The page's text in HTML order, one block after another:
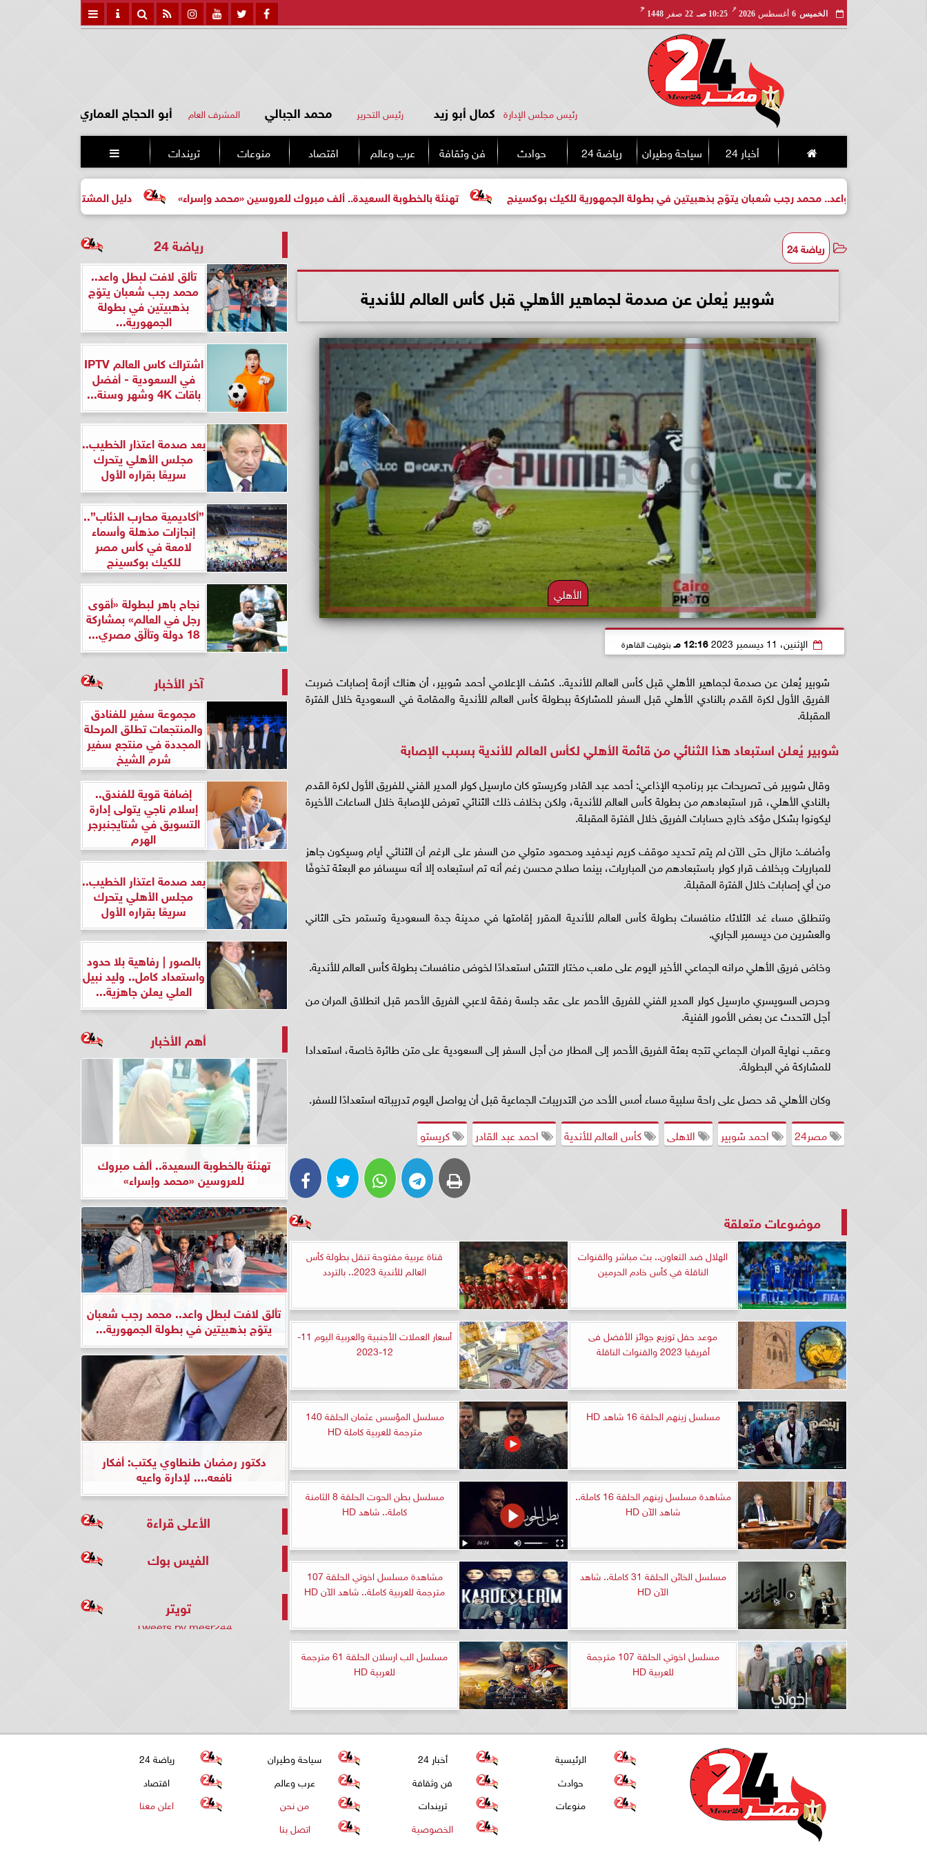
الخميس 6 أغسطس 2026
مـ
10:25 صـ 22 صفر 1448
هـ
رئيس مجلس الإدارة كمال أبو زيد رئيس التحرير محمد الجبالي المشرف العام أبو الحجاج العماري
أخبار 24 سياحة وطيران رياضة 24 حوادث فن وثقافة عرب وعالم اقتصاد منوعات تريندات 
دليل المشتري لأول مرة لاختيار مشروع تهنئة بالخطوبة السعيدة.. ألف مبروك للعروسين «محمد وإسراء» واعد.. محمد رجب شعبان يتوّج بذهبيتين في بطولة الجمهورية للكيك بوكسينج
رياضة 24
شوبير يُعلن عن صدمة لجماهير الأهلي قبل كأس العالم للأندية
الأهلي
الإثنين، 11 ديسمبر 2023 12:16 مـ بتوقيت القاهرة
شوبير يُعلن عن صدمة لجماهير الأهلي قبل كأس العالم للأندية.. كشف الإعلامي أحمد شوبير، أن هناك أزمة إصابات ضربت
الفريق الأول لكرة القدم بالنادي الأهلي قبل السفر للمشاركة ببطولة كأس العالم للأندية والمقامة في السعودية خلال الفترة
المقبلة.
شوبير يُعلن استبعاد هذا الثنائي من قائمة الأهلي لكأس العالم للأندية بسبب الإصابة
وقال شوبير فى تصريحات عبر برنامجه الإذاعي: أحمد عبد القادر وكريستو كان مارسيل كولر المدير الفني للفريق الأول لكرة القدم
بالنادي الأهلي، قرر استبعادهم من بطولة كأس العالم للأندية، ولكن بخلاف ذلك الثنائي تعرض للإصابة خلال الساعات الأخيرة
ليكونوا بشكل مؤكد خارج حسابات الفريق خلال الفترة المقبلة.
وأضاف: مازال حتى الآن لم يتم تحديد موقف كريم نيدفيد ومحمود متولي من السفر على الرغم أن الثنائي أيام وسيكون جاهز
للمباريات وبخلاف قرار كولر باستبعادهم من المباريات، بينما صلاح محسن رغم أنه تم استبعاده إلا أنه سيسافر مع البعثة تخوفًا
من أي إصابات خلال الفترة المقبلة.
وتنطلق مساء غد الثلاثاء منافسات بطولة كأس العالم للأندية المقرر إقامتها في مدينة جدة السعودية وتستمر حتى الثاني
والعشرين من ديسمبر الجاري.
وخاض فريق الأهلي مرانه الجماعي الأخير اليوم على ملعب مختار التتش استعدادًا لخوض منافسات بطولة كأس العالم للأندية.
وحرص السويسري مارسيل كولر المدير الفني للفريق الأحمر على عقد جلسة رفقة لاعبي الفريق الأحمر قبل انطلاق المران من
أجل التحدث عن بعض الأمور الفنية.
وعقب نهاية المران الجماعي تتجه بعثة الفريق الأحمر إلى المطار من أجل السفر إلى السعودية على متن طائرة خاصة، استعدادا
للمشاركة في البطولة.
وكان الأهلي قد حصل على راحة سلبية مساء أمس الأحد من التدريبات الجماعية قبل أن يواصل اليوم تدريباته استعدادًا للسفر.
مصر24
احمد شوبير الاهلى كأس العالم للأندية احمد عبد القادر كريستو
موضوعات متعلقة
الهلال ضد التعاون.. بث مباشر والقنوات
الناقلة في كأس خادم الحرمين
قناة عربية مفتوحة تنقل بطولة كأس
العالم للأندية 2023.. بالتردد
موعد حفل توزيع جوائز الأفضل فى
أفريقيا 2023 والقنوات الناقلة
أسعار العملات الأجنبية والعربية اليوم 11-
12-2023
مسلسل زينهم الحلقة 16 شاهد HD
مسلسل المؤسس عثمان الحلقة 140
مترجمة للعربية كاملة HD
مشاهدة مسلسل زينهم الحلقة 16 كاملة..
شاهد الآن HD
مسلسل بطن الحوت الحلقة 8 الثامنة
كاملة.. شاهد HD
مسلسل الخائن الحلقة 31 كاملة.. شاهد
الآن HD
مشاهدة مسلسل اخوتي الحلقة 107
مترجمة للعربية كاملة.. شاهد الآن HD
مسلسل اخوتي الحلقة 107 مترجمة
للعربية HD
مسلسل الب ارسلان الحلقة 61 مترجمة
للعربية HD
رياضة 24
تألق لافت لبطل واعد..
محمد رجب شعبان يتوّج
بذهبيتين في بطولة
الجمهورية...
اشتراك كاس العالم IPTV
في السعودية - أفضل
باقات 4K وشهر وسنة...
بعد صدمة اعتذار الخطيب..
مجلس الأهلي يتحرك
سريعًا بقراره الأول
”أكاديمية محارب الذئاب”..
إنجازات مذهلة وأسماء
لامعة في كأس مصر
للكيك بوكسينج
نجاح باهر لبطولة «أقوى
رجل في العالم» بمشاركة
18 دولة وتألّق مصري...
آخر الأخبار
مجموعة سفير للفنادق
والمنتجعات تطلق المرحلة
المجددة في منتجع سفير
شرم الشيخ
إضافة قوية للفندق..
إسلام ناجي يتولى إدارة
التسويق في شتايجنبرجر
الهرم
بعد صدمة اعتذار الخطيب..
مجلس الأهلي يتحرك
سريعًا بقراره الأول
بالصور | رفاهية بلا حدود
واستعداد كامل.. وليد نبيل
العلي يعلن جاهزية...
أهم الأخبار
تهنئة بالخطوبة السعيدة.. ألف مبروك
للعروسين «محمد وإسراء»
تألق لافت لبطل واعد.. محمد رجب شعبان
يتوّج بذهبيتين في بطولة الجمهورية...
دكتور رمضان طنطاوي يكتب: أفكار
نافعه.... لإدارة واعيه
الأعلى قراءة
الفيس بوك
تويتر
Tweets by mesr244
الرئيسية أخبار 24 سياحة وطيران
رياضة 24
حوادث
فن وثقافة عرب وعالم
اقتصاد
منوعات
تريندات من نحن
اعلن معنا
الخصوصية
اتصل بنا